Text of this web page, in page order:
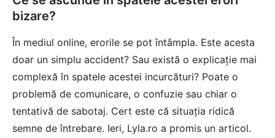
bizare?
În mediul online, erorile se pot întâmpla. Este acesta
doar un simplu accident? Sau există o explicație mai
complexă în spatele acestei incurcături? Poate o
problemă de comunicare, o confuzie sau chiar o
tentativă de sabotaj. Cert este că situația ridică
semne de întrebare. Ieri, Lyla.ro a promis un articol.